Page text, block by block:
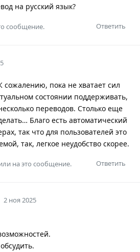
на русский язык?
Ответить
сообщение.
сожалению, пока не хватает сил
состоянии поддерживать,
переводов. Столько еще
Благо есть автоматический
так что для пользователей это
так, легкое неудобство скорее.
Ответить
на это сообщение.
2 ноя 2025